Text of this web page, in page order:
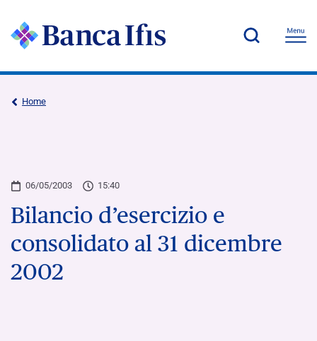
Home
06/05/2003 15:40
Bilancio d’esercizio e
consolidato al 31 dicembre
2002